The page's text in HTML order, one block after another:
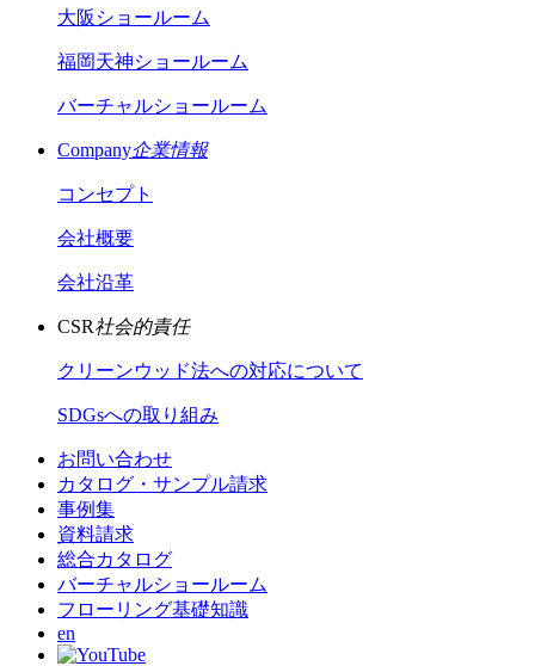
大阪ショールーム
福岡天神ショールーム
バーチャルショールーム
Company企業情報
コンセプト
会社概要
会社沿革
CSR社会的責任
クリーンウッド法への対応について
SDGsへの取り組み
お問い合わせ
カタログ・サンプル請求
事例集
資料請求
総合カタログ
バーチャルショールーム
フローリング基礎知識
en